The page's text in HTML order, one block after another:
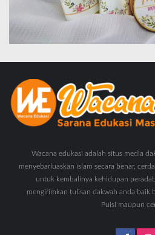
Wacana edukasi adalah situs media
menyebarluaskan islam secara benar,
untuk kembalinya kehidupan
mengirimkan tulisan dakwah anda baik
Puisi maupun